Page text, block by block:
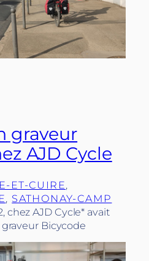
graveur
AJD Cycle
ET-CUIRE
, SATHONAY-CAMP
chez AJD Cycle* avait
Bicycode